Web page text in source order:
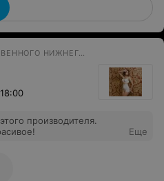
ФИРМЕННЫЙ МАГАЗИН КАЧЕСТВЕННОГО НИЖНЕГО БЕЛЬЯ
производителя.
Еще